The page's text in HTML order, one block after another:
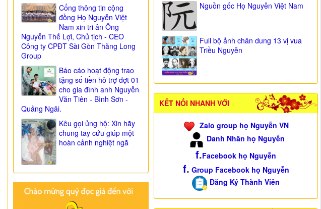
Nguồn gốc Họ Nguyễn Việt Nam
Full bộ ảnh chân dung 13 vị vua
Triều Nguyễn
KẾT NỐI NHANH VỚI
Zalo group họ Nguyễn VN
Danh Nhân họ Nguyễn
f.Facebook họ Nguyễn
f. Group Facebook họ Nguyễn
Đăng Ký Thành Viên
Cổng thông tin cộng
đồng Họ Nguyễn Việt
Nam xin tri ân Ông
Nguyễn Thế Lợi, Chủ tịch - CEO
Công ty CPĐT Sài Gòn Thăng Long
Group
Báo cáo hoạt động trao
tặng số tiền hỗ trợ đợt 01
cho gia đình anh Nguyễn
Văn Tiên - Bình Sơn -
Quảng Ngãi.
Kêu gọi ủng hộ: Xin hãy
chung tay cứu giúp một
hoàn cảnh nghiệt ngã